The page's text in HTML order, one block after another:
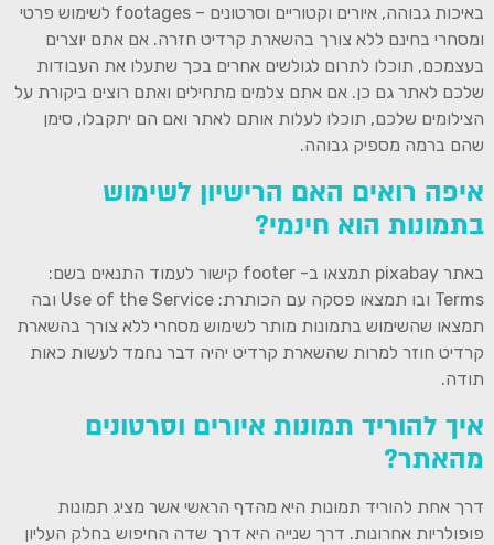
באיכות גבוהה, איורים וקטוריים וסרטונים – footages לשימוש פרטי
ומסחרי בחינם ללא צורך בהשארת קרדיט חזרה. אם אתם יוצרים
בעצמכם, תוכלו לתרום לגולשים אחרים בכך שתעלו את העבודות
שלכם לאתר גם כן. אם אתם צלמים מתחילים ואתם רוצים ביקורת על
הצילומים שלכם, תוכלו לעלות אותם לאתר ואם הם יתקבלו, סימן
שהם ברמה מספיק גבוהה.
איפה רואים האם הרישיון לשימוש
בתמונות הוא חינמי?
באתר pixabay תמצאו ב- footer קישור לעמוד התנאים בשם:
Terms ובו תמצאו פסקה עם הכותרת: Use of the Service ובה
תמצאו שהשימוש בתמונות מותר לשימוש מסחרי ללא צורך בהשארת
קרדיט חוזר למרות שהשארת קרדיט יהיה דבר נחמד לעשות כאות
תודה.
איך להוריד תמונות איורים וסרטונים
מהאתר?
דרך אחת להוריד תמונות היא מהדף הראשי אשר מציג תמונות
פופולריות אחרונות. דרך שנייה היא דרך שדה החיפוש בחלק העליון